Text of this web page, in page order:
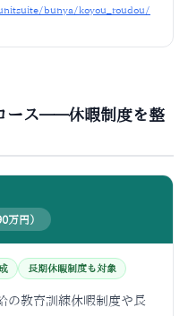
bunya/koyou_roudou/
ース——休暇制度を整
万円）
長期休暇制度も対象
の教育訓練休暇制度や長